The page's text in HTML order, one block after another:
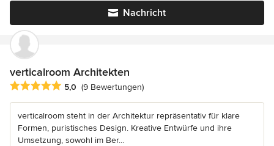
Nachricht
verticalroom Architekten
Durchschnittliche Bewertung: 5 von 5 Sternen
5,0 (9 Bewertungen)
verticalroom steht in der Architektur repräsentativ für klare
Formen, puristisches Design. Kreative Entwürfe und ihre
Umsetzung, sowohl im Ber...